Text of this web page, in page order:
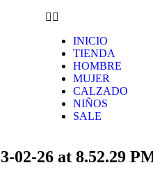
INICIO
TIENDA
HOMBRE
MUJER
CALZADO
NIÑOS
SALE
02-26 at 8.52.29